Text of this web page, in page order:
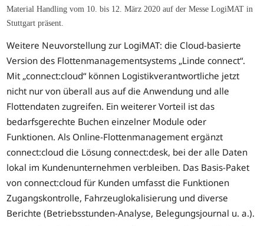
Material Handling vom 10. bis 12. März 2020 auf der Messe LogiMAT in
Stuttgart präsent.
Weitere Neuvorstellung zur LogiMAT: die Cloud-basierte
Version des Flottenmanagementsystems „Linde connect“.
Mit „connect:cloud“ können Logistikverantwortliche jetzt
nicht nur von überall aus auf die Anwendung und alle
Flottendaten zugreifen. Ein weiterer Vorteil ist das
bedarfsgerechte Buchen einzelner Module oder
Funktionen. Als Online-Flottenmanagement ergänzt
connect:cloud die Lösung connect:desk, bei der alle Daten
lokal im Kundenunternehmen verbleiben. Das Basis-Paket
von connect:cloud für Kunden umfasst die Funktionen
Zugangskontrolle, Fahrzeuglokalisierung und diverse
Berichte (Betriebsstunden-Analyse, Belegungsjournal u. a.).